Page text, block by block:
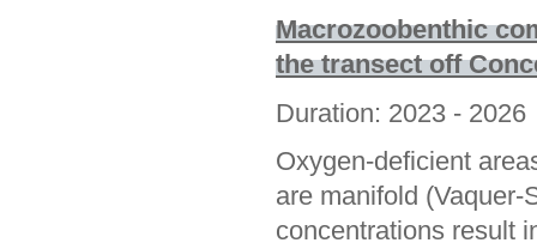
Macrozoobenthic
the transect off
Duration: 2023 - 2026
Oxygen-deficient
are manifold
concentrations result